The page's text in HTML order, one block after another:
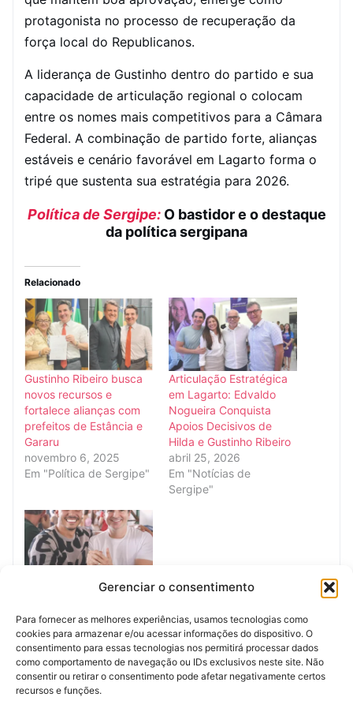
Gerenciar o consentimento
Para fornecer as melhores experiências, usamos tecnologias como
cookies para armazenar e/ou acessar informações do dispositivo. O
consentimento para essas tecnologias nos permitirá processar dados
como comportamento de navegação ou IDs exclusivos neste site. Não
consentir ou retirar o consentimento pode afetar negativamente certos
recursos e funções.
protagonista no processo de recuperação da
força local do Republicanos.
A liderança de Gustinho dentro do partido e sua
capacidade de articulação regional o colocam
entre os nomes mais competitivos para a Câmara
Federal. A combinação de partido forte, alianças
estáveis e cenário favorável em Lagarto forma o
tripé que sustenta sua estratégia para 2026.
Política de Sergipe: O bastidor e o destaque
da política sergipana
Relacionado
Gustinho Ribeiro busca
novos recursos e
fortalece alianças com
prefeitos de Estância e
Gararu
novembro 6, 2025
Em "Política de Sergipe"
Articulação Estratégica
em Lagarto: Edvaldo
Nogueira Conquista
Apoios Decisivos de
Hilda e Gustinho Ribeiro
abril 25, 2026
Em "Notícias de
Sergipe"
Gustinho Ribeiro e
destacam diálogo e
parceria durante visita a
Malhador
dezembro 15, 2025
Em "Política de Sergipe"